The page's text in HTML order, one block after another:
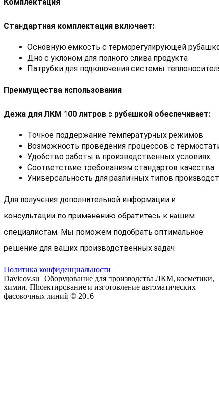
Комплектация
Стандартная комплектация включает:
Основную емкость с терморегулирующей
Дно с уклоном для полного слива продукта
Патрубки для подключения системы
Преимущества использования
Дежа для ЛКМ 100 литров с рубашкой обеспечивает:
Точное поддержание температурных режимов
Возможность проведения процессов с
Удобство работы в производственных условиях
Соответствие требованиям стандартов качества
Универсальность для различных типов
Для получения дополнительной информации и
консультации по применению обратитесь к нашим
специалистам. Мы поможем подобрать оптимальное
решение для ваших производственных задач.
Политика конфиденциальности
Davidov.su | Оборудование для производства ЛКМ, косметики,
химии. Пhоектирование и изготовление автоматических
фасовочных линий © 2016